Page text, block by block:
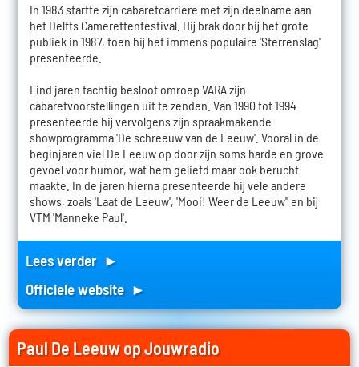
In 1983 startte zijn cabaretcarrière met zijn deelname aan
het Delfts Camerettenfestival. Hij brak door bij het grote
publiek in 1987, toen hij het immens populaire 'Sterrenslag'
presenteerde.
Eind jaren tachtig besloot omroep VARA zijn
cabaretvoorstellingen uit te zenden. Van 1990 tot 1994
presenteerde hij vervolgens zijn spraakmakende
showprogramma 'De schreeuw van de Leeuw'. Vooral in de
beginjaren viel De Leeuw op door zijn soms harde en grove
gevoel voor humor, wat hem geliefd maar ook berucht
maakte. In de jaren hierna presenteerde hij vele andere
shows, zoals 'Laat de Leeuw', 'Mooi! Weer de Leeuw'' en bij
VTM 'Manneke Paul'.
Lees verder ►
Officiele website ►
Paul De Leeuw op Jouwradio